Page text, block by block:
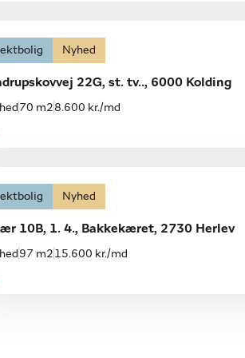
Nyhed
22G, st. tv.., 6000 Kolding
70 m28.600 kr./md
Nyhed
10B, 1. 4., Bakkekæret, 2730 Herlev
97 m2 15.600 kr./md